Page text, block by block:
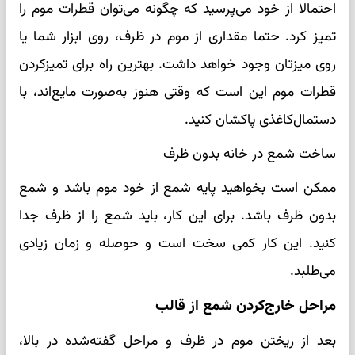
احتمالا از خود می‌پرسید که چگونه می‌توان قطرات موم را
تمیز کرد. حتما مقداری از موم در ظرف، روی ابزار شما یا
روی میزتان وجود خواهد داشت. بهترین راه برای تمیزکردن
قطرات موم این است که وقتی هنوز به‌صورت مایع‌اند، با
دستمال‌کاغذی پاکشان کنید.
ساخت شمع در خانه بدون ظرف
ممکن است بخواهید پایه شمع از خود موم باشد و شمع
بدون ظرف باشد. برای این کار، باید شمع را از ظرف جدا
کنید. این کار کمی سخت است و حوصله و زمان زیادی
می‌طلبد.
مراحل خارج‌کردن شمع از قالب
بعد از ریختن موم در ظرف و مراحل گفته‌شده در بالا،